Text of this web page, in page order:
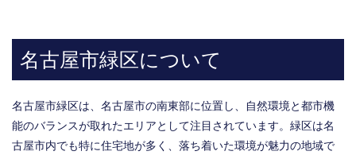
名古屋市緑区について
名古屋市緑区は、名古屋市の南東部に位置し、自然環境と都市機
能のバランスが取れたエリアとして注目されています。緑区は名
古屋市内でも特に住宅地が多く、落ち着いた環境が魅力の地域で